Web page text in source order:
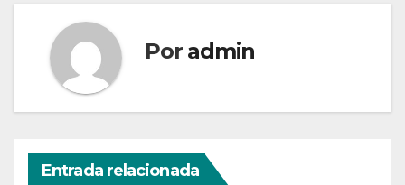
Por admin
Entrada relacionada